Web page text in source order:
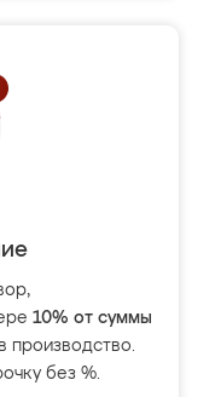
10% от суммы
производство.
без %.